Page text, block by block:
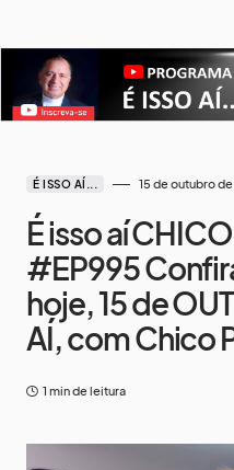
É ISSO AÍ... 15 de outubro
É isso aí
#EP995
hoje, 15 de
AÍ, com Chico
1 min de leitura